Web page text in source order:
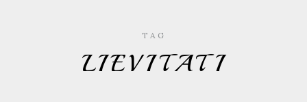
TAG
LIEVITATI